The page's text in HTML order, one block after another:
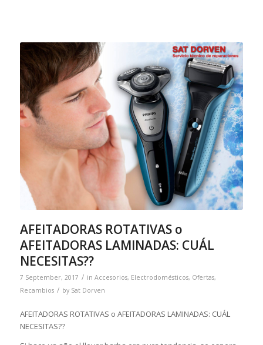
AFEITADORAS ROTATIVAS o
AFEITADORAS LAMINADAS: CUÁL
NECESITAS??
7 September, 2017 / in Accesorios, Electrodomésticos, Ofertas,
Recambios / by Sat Dorven
AFEITADORAS ROTATIVAS o AFEITADORAS LAMINADAS: CUÁL
NECESITAS??